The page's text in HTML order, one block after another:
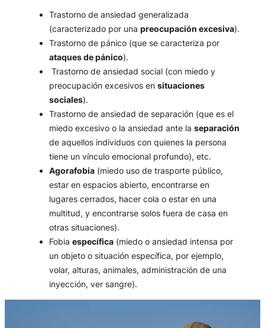
Trastorno de ansiedad generalizada
(caracterizado por una preocupación excesiva).
Trastorno de pánico (que se caracteriza por
ataques de pánico).
Trastorno de ansiedad social (con miedo y
preocupación excesivos en situaciones
sociales).
Trastorno de ansiedad de separación (que es el
miedo excesivo o la ansiedad ante la separación
de aquellos individuos con quienes la persona
tiene un vínculo emocional profundo), etc.
Agorafobia(miedo uso de trasporte público,
estar en espacios abierto, encontrarse en
lugares cerrados, hacer cola o estar en una
multitud, y encontrarse solos fuera de casa en
otras situaciones).
Fobia específica(miedo o ansiedad intensa por
un objeto o situación específica, por ejemplo,
volar, alturas, animales, administración de una
inyección, ver sangre).